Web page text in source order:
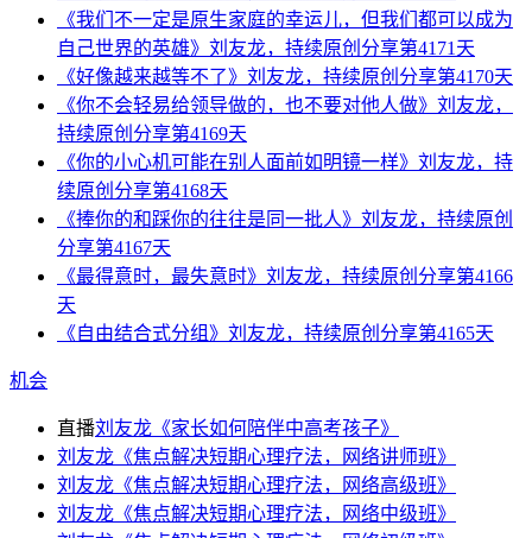
《我们不一定是原生家庭的幸运儿，但我们都可以成为
自己世界的英雄》刘友龙，持续原创分享第4171天
《好像越来越等不了》刘友龙，持续原创分享第4170天
《你不会轻易给领导做的，也不要对他人做》刘友龙，
持续原创分享第4169天
《你的小心机可能在别人面前如明镜一样》刘友龙，持
续原创分享第4168天
《捧你的和踩你的往往是同一批人》刘友龙，持续原创
分享第4167天
《最得意时，最失意时》刘友龙，持续原创分享第4166
天
《自由结合式分组》刘友龙，持续原创分享第4165天
机会
直播刘友龙《家长如何陪伴中高考孩子》
刘友龙《焦点解决短期心理疗法，网络讲师班》
刘友龙《焦点解决短期心理疗法，网络高级班》
刘友龙《焦点解决短期心理疗法，网络中级班》